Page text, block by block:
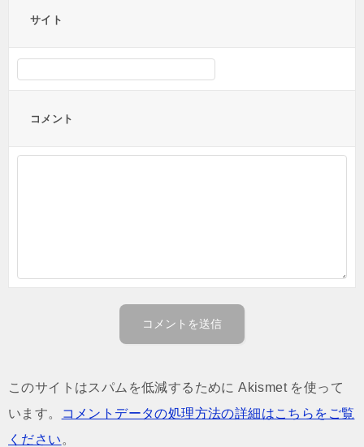
サイト
コメント
このサイトはスパムを低減するために Akismet を使って
います。
コメントデータの処理方法の詳細はこちらをご覧
ください 。